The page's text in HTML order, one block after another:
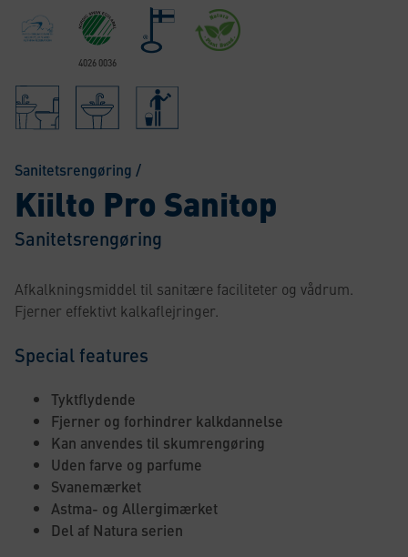
4026 0036
Sanitetsrengøring /
Kiilto Pro Sanitop
Sanitetsrengøring
Afkalkningsmiddel til sanitære faciliteter og vådrum.
Fjerner effektivt kalkaflejringer.
Special features
Tyktflydende
Fjerner og forhindrer kalkdannelse
Kan anvendes til skumrengøring
Uden farve og parfume
Svanemærket
Astma- og Allergimærket
Del af Natura serien